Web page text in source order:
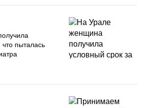
что пыталась